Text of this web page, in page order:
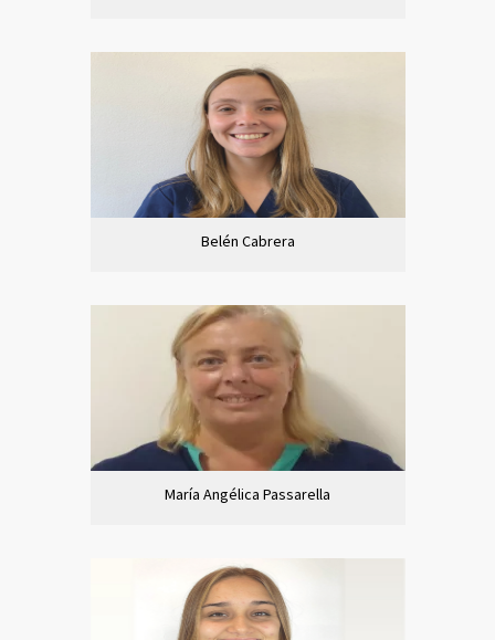
Belén Cabrera
María Angélica Passarella